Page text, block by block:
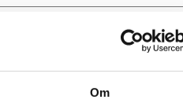
Om
og rapportere oplysninger